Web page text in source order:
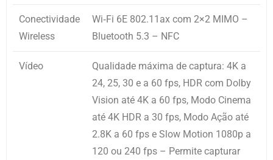
Conectividade
Wireless
Wi‑Fi 6E 802.11ax com 2×2 MIMO –
Bluetooth 5.3 – NFC
Vídeo
Qualidade máxima de captura: 4K a
24, 25, 30 e a 60 fps, HDR com Dolby
Vision até 4K a 60 fps, Modo Cinema
até 4K HDR a 30 fps, Modo Ação até
2.8K a 60 fps e Slow Motion 1080p a
120 ou 240 fps – Permite capturar